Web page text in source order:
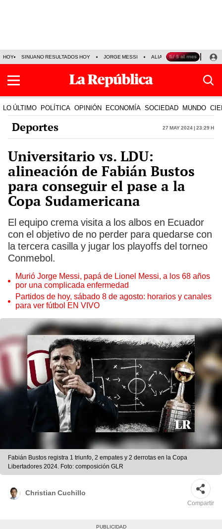
HOY SINUANO RESULTADOS HOY JORGE MESSI ALIANZA LIMA VS SPORT
LO ÚLTIMO POLÍTICA OPINIÓN ECONOMÍA SOCIEDAD MUNDO
Deportes 27 May 2024 | 23:29 h
Universitario vs. LDU:
alineación de Fabián Bustos
para conseguir el pase a la
Copa Sudamericana
El equipo crema visita a los albos en Ecuador
con el objetivo de no perder para quedarse con
la tercera casilla y jugar los playoffs del torneo
Conmebol.
Murió Jorge Messi, papá de Lionel Messi, a los 68 años
por una complicada enfermedad
Partidos de hoy, sábado 8 de agosto: horarios y canales
para ver fútbol EN VIVO
Fabián Bustos registra 1 triunfo, 2 empates y 2 derrotas en la Copa
Libertadores 2024. Foto: composición GLR
Christian Cuchillo
Compartir